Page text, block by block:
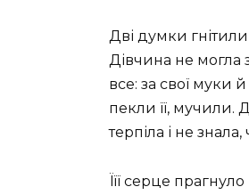
Дві думки гнітили
Дівчина не могла
все: за свої муки
пекли її, мучили.
терпіла і не
Їїї серце